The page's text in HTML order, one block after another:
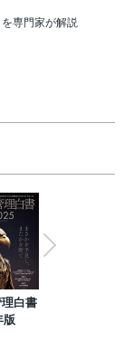
専門家が解説
白書
版